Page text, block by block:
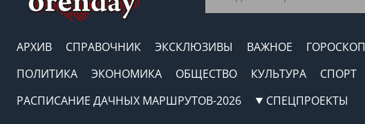
АРХИВ СПРАВОЧНИК ЭКСКЛЮЗИВЫ ВАЖНОЕ ГОРОСКОП
ПОЛИТИКА
ЭКОНОМИКА ОБЩЕСТВО КУЛЬТУРА СПОРТ
РАСПИСАНИЕ ДАЧНЫХ МАРШРУТОВ-2026
СПЕЦПРОЕКТЫ